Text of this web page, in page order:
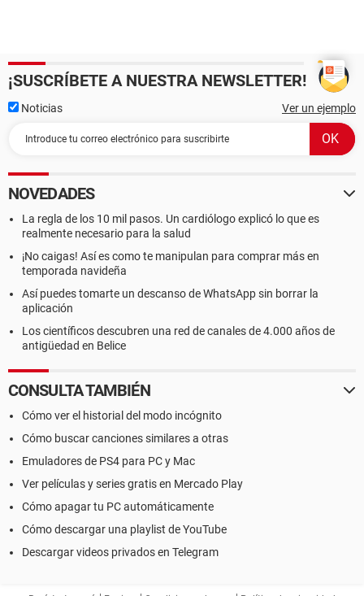
¡SUSCRÍBETE A NUESTRA NEWSLETTER!
Noticias Ver un ejemplo
NOVEDADES
La regla de los 10 mil pasos. Un cardiólogo explicó lo que es
realmente necesario para la salud
¡No caigas! Así es como te manipulan para comprar más en
temporada navideña
Así puedes tomarte un descanso de WhatsApp sin borrar la
aplicación
Los científicos descubren una red de canales de 4.000 años de
antigüedad en Belice
CONSULTA TAMBIÉN
Cómo ver el historial del modo incógnito
Cómo buscar canciones similares a otras
Emuladores de PS4 para PC y Mac
Ver películas y series gratis en Mercado Play
Cómo apagar tu PC automáticamente
Cómo descargar una playlist de YouTube
Descargar videos privados en Telegram